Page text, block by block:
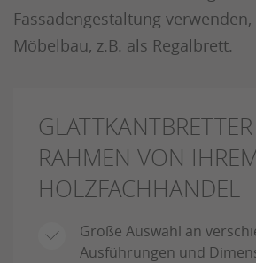
Fassadengestaltung
Möbelbau, z.B. als Regalbrett.
RAHMEN VON
HOLZFACHHANDEL
Große Auswahl an
Ausführungen und